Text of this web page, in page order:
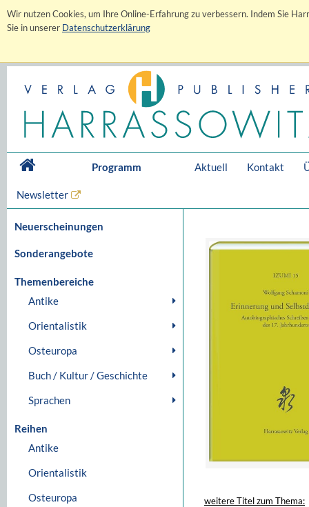
Wir nutzen Cookies, um Ihre Online-Erfahrung zu verbessern. Indem Sie
Sie in unserer Datenschutzerklärung
Programm Aktuell Kontakt
Newsletter
Neuerscheinungen
Sonderangebote
Themenbereiche
Antike
Orientalistik
Osteuropa
Buch / Kultur / Geschichte
Sprachen
Reihen
Antike
Orientalistik
Osteuropa
weitere Titel zum Thema: